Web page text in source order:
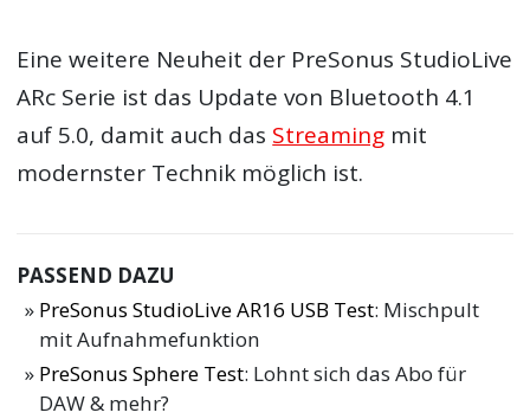
Eine weitere Neuheit der PreSonus StudioLive
ARc Serie ist das Update von Bluetooth 4.1
auf 5.0, damit auch das Streaming mit
modernster Technik möglich ist.
PASSEND DAZU
PreSonus StudioLive AR16 USB Test: Mischpult
mit Aufnahmefunktion
PreSonus Sphere Test: Lohnt sich das Abo für
DAW & mehr?